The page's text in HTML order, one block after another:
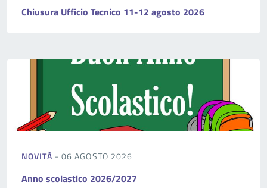
Chiusura Ufficio Tecnico 11-12 agosto 2026
NOVITÀ - 06 AGOSTO 2026
Anno scolastico 2026/2027